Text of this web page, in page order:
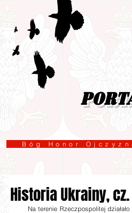
Bóg Honor
Historia Ukrainy, cz.
Na terenie Rzeczpospolitej